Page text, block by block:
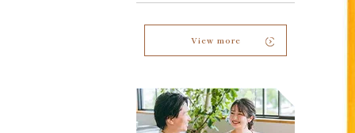
View more